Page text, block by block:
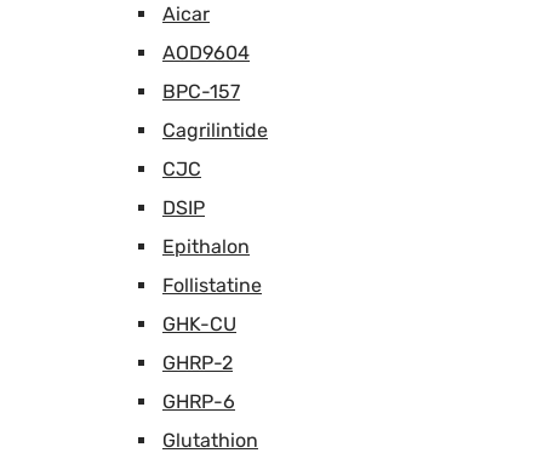
Aicar
AOD9604
BPC-157
Cagrilintide
CJC
DSIP
Epithalon
Follistatine
GHK-CU
GHRP-2
GHRP-6
Glutathion